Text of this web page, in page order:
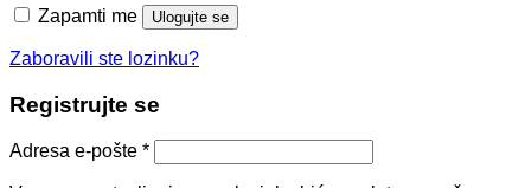
Zapamti me Ulogujte se
Zaboravili ste lozinku?
Registrujte se
Adresa e-pošte *